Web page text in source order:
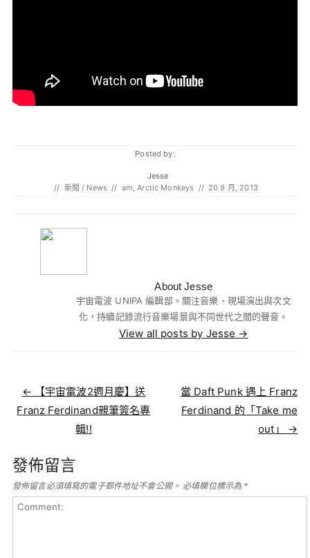
Posted by:
Jesse
// 新聞 / News // am,Arctic Monkeys // 20 9 月, 2013
About Jesse
宇宙電波 UNIPA 編輯部。關注音樂、現場演出與次文
化，持續記錄流行音樂場景與不同世代之間的聲音。
View all posts by Jesse →
Post navigation
← 【宇宙電波2週月慶】送
Franz Ferdinand親筆簽名專
輯!!
當 Daft Punk 遇上 Franz
Ferdinand 的「Take me
out」 →
發佈留言
發佈留言必須填寫的電子郵件地址不會公開。 必填欄位標示為 *